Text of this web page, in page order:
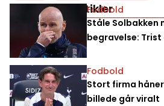
Relaterede artikler
Fodbold
Ståle Solbakken
begravelse:
Fodbold
Stort firma
billede går viralt